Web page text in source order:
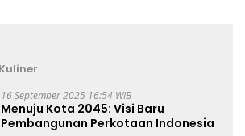
16 September 2025 16:54 WIB
Menuju Kota 2045: Visi Baru
Pembangunan Perkotaan Indonesia